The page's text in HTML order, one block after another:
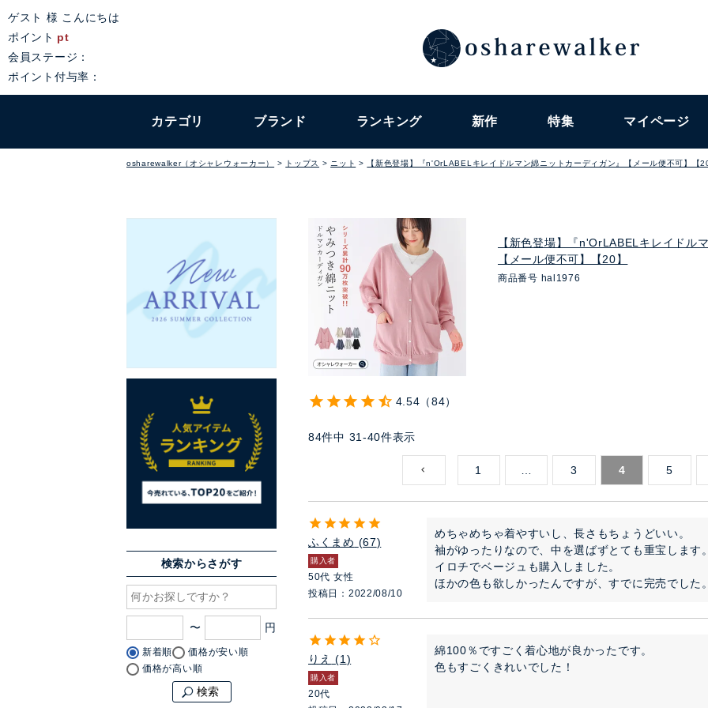
ゲスト 様 こんにちは
ポイント pt
会員ステージ：
ポイント付与率：
カテゴリ ブランド ランキング 新作 特集 マイページ
osharewalker（オシャレウォーカー） トップス ニット 【新色登場】『n'OrLABELキレイドルマン綿ニットカーディガン』【メール便不可】【
検索からさがす
〜
新着順
価格が安い順
価格が高い順
検索
【新色登場】『n'OrLABELキレイドル
【メール便不可】【20】
商品番号 hal1976
4.54 84
84件中 31 -40件表示
1 3 4 5
ふくまめ 67
購入者
50代 女性
投稿日
2022/08/10
めちゃめちゃ着やすいし、長さもちょうどいい。
袖がゆったりなので、中を選ばずとても重宝します。
イロチでベージュも購入しました。
ほかの色も欲しかったんですが、すでに完売でした
りえ 1
購入者
20代
綿100％ですごく着心地が良かったです。
色もすごくきれいでした！